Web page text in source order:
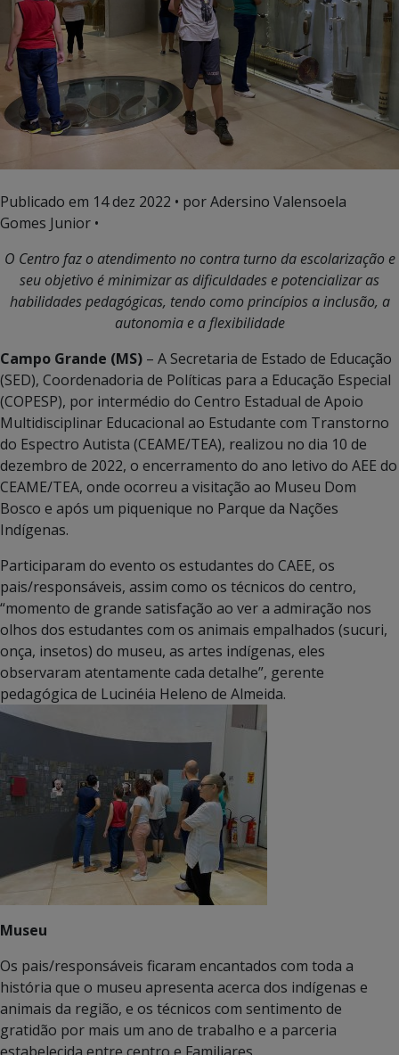
Publicado em 14 dez 2022 • por Adersino Valensoela
Gomes Junior •
O Centro faz o atendimento no contra turno da escolarização e
seu objetivo é minimizar as dificuldades e potencializar as
habilidades pedagógicas, tendo como princípios a inclusão, a
autonomia e a flexibilidade
Campo Grande (MS) – A Secretaria de Estado de Educação
(SED), Coordenadoria de Políticas para a Educação Especial
(COPESP), por intermédio do Centro Estadual de Apoio
Multidisciplinar Educacional ao Estudante com Transtorno
do Espectro Autista (CEAME/TEA), realizou no dia 10 de
dezembro de 2022, o encerramento do ano letivo do AEE do
CEAME/TEA, onde ocorreu a visitação ao Museu Dom
Bosco e após um piquenique no Parque da Nações
Indígenas.
Participaram do evento os estudantes do CAEE, os
pais/responsáveis, assim como os técnicos do centro,
“momento de grande satisfação ao ver a admiração nos
olhos dos estudantes com os animais empalhados (sucuri,
onça, insetos) do museu, as artes indígenas, eles
observaram atentamente cada detalhe”, gerente
pedagógica de Lucinéia Heleno de Almeida.
Museu
Os pais/responsáveis ficaram encantados com toda a
história que o museu apresenta acerca dos indígenas e
animais da região, e os técnicos com sentimento de
gratidão por mais um ano de trabalho e a parceria